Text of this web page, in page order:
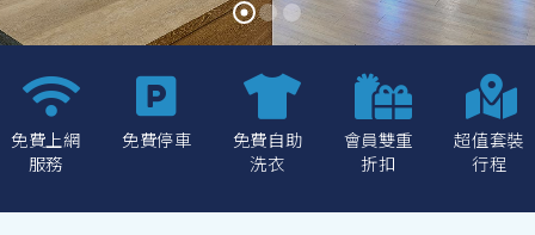
免費上網
服務
免費停車
免費自助
洗衣
會員雙重
折扣
超值套裝
行程